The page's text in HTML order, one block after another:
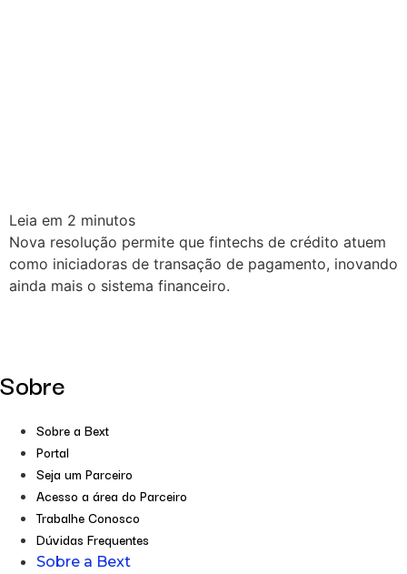
Leia em 2 minutos
Nova resolução permite que fintechs de crédito atuem
como iniciadoras de transação de pagamento, inovando
ainda mais o sistema financeiro.
Sobre
Sobre a Bext
Portal
Seja um Parceiro
Acesso a área do Parceiro
Trabalhe Conosco
Dúvidas Frequentes
Sobre a Bext